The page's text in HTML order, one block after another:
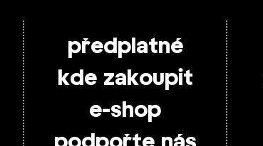
předplatné
kde zakoupit
e-shop